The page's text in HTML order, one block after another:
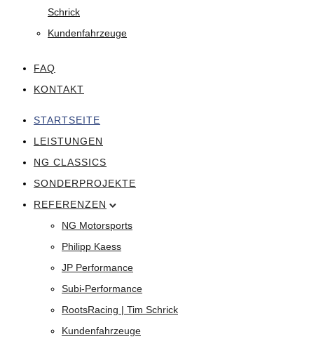
Schrick
Kundenfahrzeuge
FAQ
KONTAKT
STARTSEITE
LEISTUNGEN
NG CLASSICS
SONDERPROJEKTE
REFERENZEN
NG Motorsports
Philipp Kaess
JP Performance
Subi-Performance
RootsRacing | Tim Schrick
Kundenfahrzeuge